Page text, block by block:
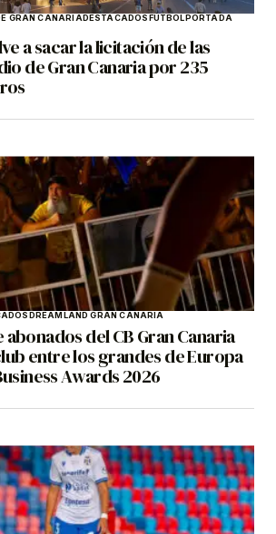
GRAN CANARIADESTACADOS FÚTBOL PORTADA
a sacar la licitación de las
de Gran Canaria por 235
DREAMLAND GRAN CANARIA
abonados del CB Gran Canaria
entre los grandes de Europa
Awards 2026